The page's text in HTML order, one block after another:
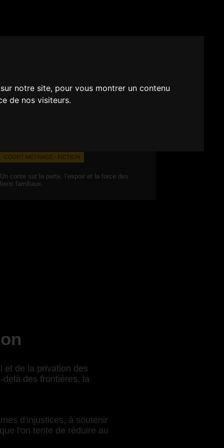
notre site, pour vous montrer un contenu
de nos visiteurs.
COURT MÉTRAGE - FICTION
Un conte sur la perte, l’espoir et la force des
liens familiaux.
et de la privation des
delà des frontières, la
d'injustices, à soutenir
l'on tente de réduire au